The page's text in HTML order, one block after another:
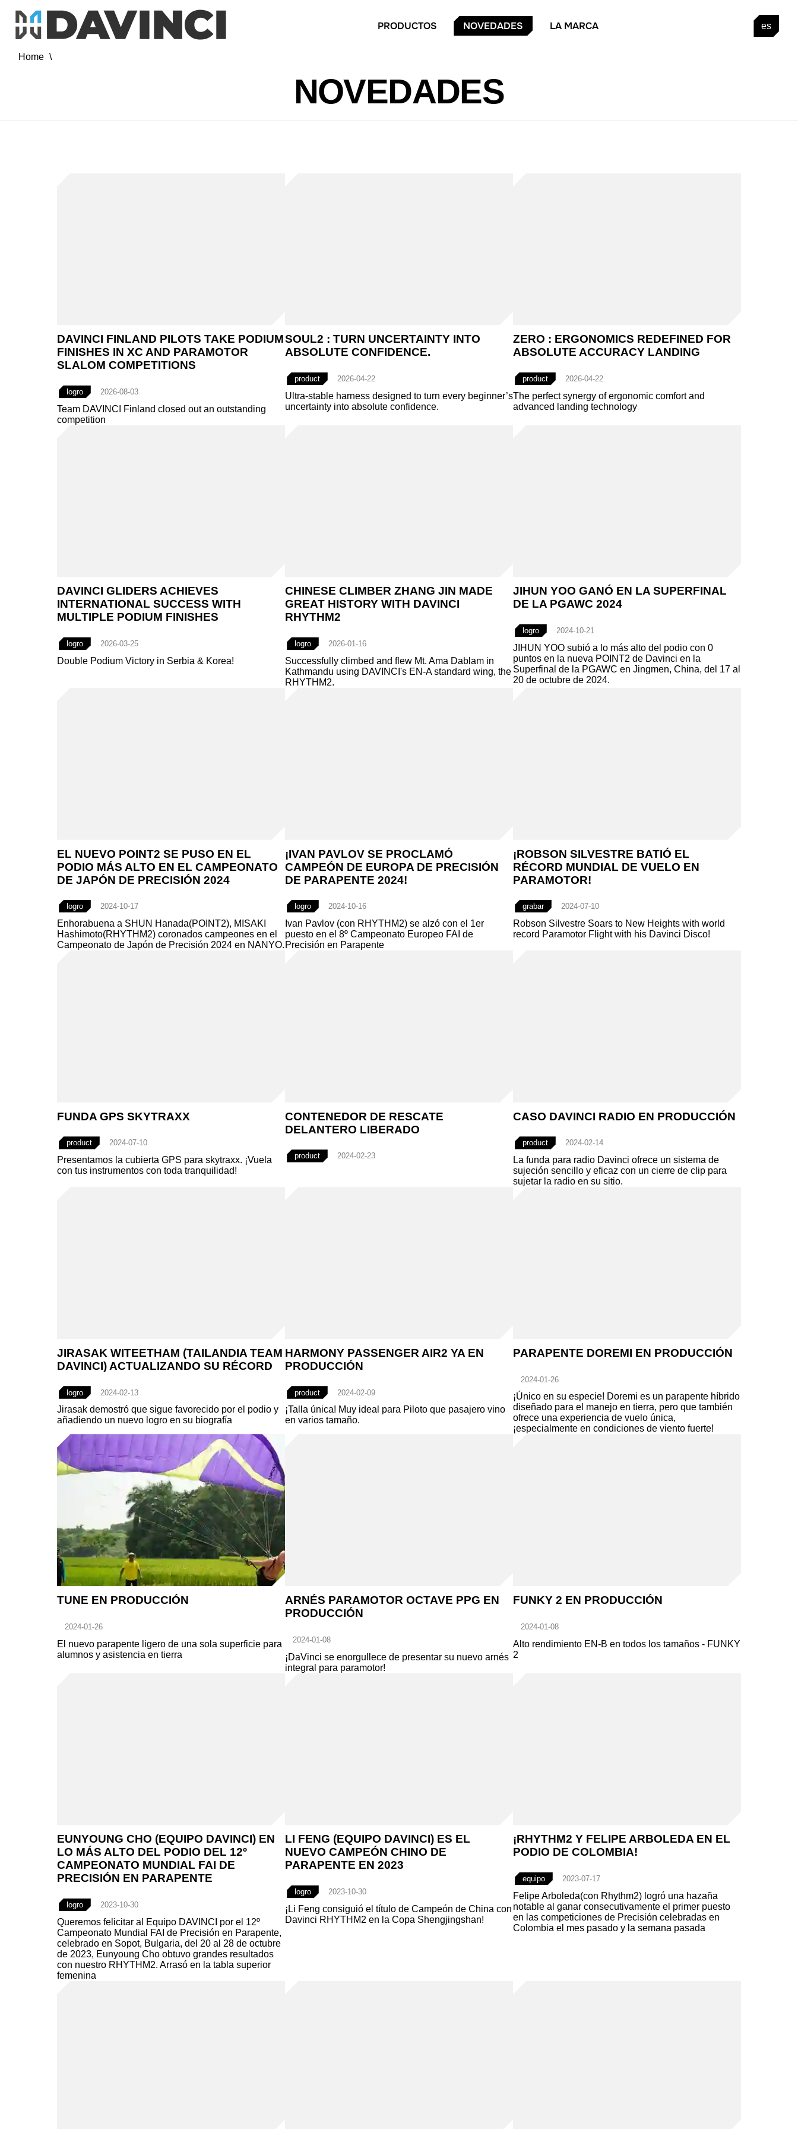
PRODUCTOS NOVEDADES LA MARCA es
Home \
NOVEDADES
DAVINCI FINLAND PILOTS TAKE PODIUM
FINISHES IN XC AND PARAMOTOR
SLALOM COMPETITIONS
logro 2026-08-03
Team DAVINCI Finland closed out an outstanding
competition
SOUL2 : TURN UNCERTAINTY INTO
ABSOLUTE CONFIDENCE.
product 2026-04-22
Ultra-stable harness designed to turn every beginner’s
uncertainty into absolute confidence.
ZERO : ERGONOMICS REDEFINED FOR
ABSOLUTE ACCURACY LANDING
product 2026-04-22
The perfect synergy of ergonomic comfort and
advanced landing technology
DAVINCI GLIDERS ACHIEVES
INTERNATIONAL SUCCESS WITH
MULTIPLE PODIUM FINISHES
logro 2026-03-25
Double Podium Victory in Serbia & Korea!
CHINESE CLIMBER ZHANG JIN MADE
GREAT HISTORY WITH DAVINCI
RHYTHM2
logro 2026-01-16
Successfully climbed and flew Mt. Ama Dablam in
Kathmandu using DAVINCI's EN-A standard wing, the
RHYTHM2.
JIHUN YOO GANÓ EN LA SUPERFINAL
DE LA PGAWC 2024
logro 2024-10-21
JIHUN YOO subió a lo más alto del podio con 0
puntos en la nueva POINT2 de Davinci en la
Superfinal de la PGAWC en Jingmen, China, del 17 al
20 de octubre de 2024.
EL NUEVO POINT2 SE PUSO EN EL
PODIO MÁS ALTO EN EL CAMPEONATO
DE JAPÓN DE PRECISIÓN 2024
logro 2024-10-17
Enhorabuena a SHUN Hanada(POINT2), MISAKI
Hashimoto(RHYTHM2) coronados campeones en el
Campeonato de Japón de Precisión 2024 en NANYO.
¡IVAN PAVLOV SE PROCLAMÓ
CAMPEÓN DE EUROPA DE PRECISIÓN
DE PARAPENTE 2024!
logro 2024-10-16
Ivan Pavlov (con RHYTHM2) se alzó con el 1er
puesto en el 8º Campeonato Europeo FAI de
Precisión en Parapente
¡ROBSON SILVESTRE BATIÓ EL
RÉCORD MUNDIAL DE VUELO EN
PARAMOTOR!
grabar 2024-07-10
Robson Silvestre Soars to New Heights with world
record Paramotor Flight with his Davinci Disco!
FUNDA GPS SKYTRAXX
product 2024-07-10
Presentamos la cubierta GPS para skytraxx. ¡Vuela
con tus instrumentos con toda tranquilidad!
CONTENEDOR DE RESCATE
DELANTERO LIBERADO
product 2024-02-23
CASO DAVINCI RADIO EN PRODUCCIÓN
product 2024-02-14
La funda para radio Davinci ofrece un sistema de
sujeción sencillo y eficaz con un cierre de clip para
sujetar la radio en su sitio.
JIRASAK WITEETHAM (TAILANDIA TEAM
DAVINCI) ACTUALIZANDO SU RÉCORD
logro 2024-02-13
Jirasak demostró que sigue favorecido por el podio y
añadiendo un nuevo logro en su biografía
HARMONY PASSENGER AIR2 YA EN
PRODUCCIÓN
product 2024-02-09
¡Talla única! Muy ideal para Piloto que pasajero vino
en varios tamaño.
PARAPENTE DOREMI EN PRODUCCIÓN
2024-01-26
¡Único en su especie! Doremi es un parapente híbrido
diseñado para el manejo en tierra, pero que también
ofrece una experiencia de vuelo única,
¡especialmente en condiciones de viento fuerte!
TUNE EN PRODUCCIÓN
2024-01-26
El nuevo parapente ligero de una sola superficie para
alumnos y asistencia en tierra
ARNÉS PARAMOTOR OCTAVE PPG EN
PRODUCCIÓN
2024-01-08
¡DaVinci se enorgullece de presentar su nuevo arnés
integral para paramotor!
FUNKY 2 EN PRODUCCIÓN
2024-01-08
Alto rendimiento EN-B en todos los tamaños - FUNKY
2
EUNYOUNG CHO (EQUIPO DAVINCI) EN
LO MÁS ALTO DEL PODIO DEL 12º
CAMPEONATO MUNDIAL FAI DE
PRECISIÓN EN PARAPENTE
logro 2023-10-30
Queremos felicitar al Equipo DAVINCI por el 12º
Campeonato Mundial FAI de Precisión en Parapente,
celebrado en Sopot, Bulgaria, del 20 al 28 de octubre
de 2023, Eunyoung Cho obtuvo grandes resultados
con nuestro RHYTHM2. Arrasó en la tabla superior
femenina
LI FENG (EQUIPO DAVINCI) ES EL
NUEVO CAMPEÓN CHINO DE
PARAPENTE EN 2023
logro 2023-10-30
¡Li Feng consiguió el título de Campeón de China con
Davinci RHYTHM2 en la Copa Shengjingshan!
¡RHYTHM2 Y FELIPE ARBOLEDA EN EL
PODIO DE COLOMBIA!
equipo 2023-07-17
Felipe Arboleda(con Rhythm2) logró una hazaña
notable al ganar consecutivamente el primer puesto
en las competiciones de Precisión celebradas en
Colombia el mes pasado y la semana pasada